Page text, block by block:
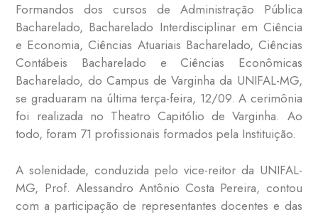
Formandos dos cursos de Administração Pública
Bacharelado, Bacharelado Interdisciplinar em Ciência
e Economia, Ciências Atuariais Bacharelado, Ciências
Contábeis Bacharelado e Ciências Econômicas
Bacharelado, do Campus de Varginha da UNIFAL-MG,
se graduaram na última terça-feira, 12/09. A cerimônia
foi realizada no Theatro Capitólio de Varginha. Ao
todo, foram 71 profissionais formados pela Instituição.
A solenidade, conduzida pelo vice-reitor da UNIFAL-
MG, Prof. Alessandro Antônio Costa Pereira, contou
com a participação de representantes docentes e das